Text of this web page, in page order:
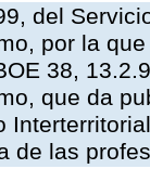
del
por la
38,
que da
de las